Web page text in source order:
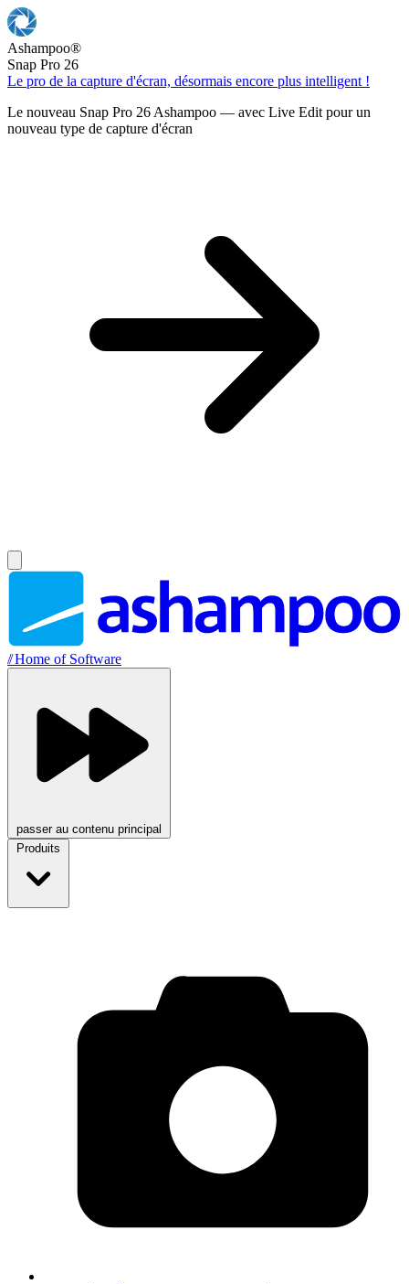
Ashampoo®
Snap Pro 26
Le pro de la capture d'écran, désormais encore plus intelligent !
Le nouveau Snap Pro 26 Ashampoo — avec Live Edit pour un
nouveau type de capture d'écran
//Home of Software
passer au contenu principal
Produits